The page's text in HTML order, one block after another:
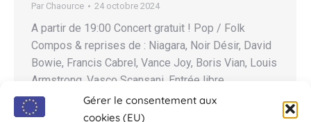
Gérer le consentement aux
cookies (EU)
Par Chaource 24 octobre 2024
A partir de 19:00 Concert gratuit ! Pop / Folk
Compos & reprises de : Niagara, Noir Désir, David
Bowie, Francis Cabrel, Vance Joy, Boris Vian, Louis
Armstrong, Vasco Scansani. Entrée libre
Restauration sur place Réservation fortement
conseillée ! Le Shaka Pub 📍: 1 route de la forêt